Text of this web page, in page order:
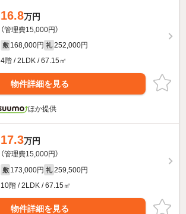
16.8万円
（管理費15,000円）
敷 168,000円 礼 252,000円
4階 / 2LDK / 67.15㎡
物件詳細を見る
ほか提供
17.3万円
（管理費15,000円）
敷 173,000円 礼 259,500円
10階 / 2LDK / 67.15㎡
物件詳細を見る